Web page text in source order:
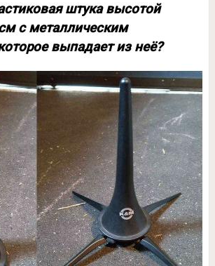
штука высотой
с металлическим
выпадает из неё?